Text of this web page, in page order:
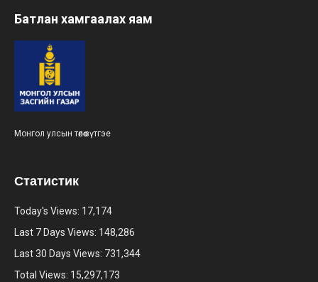
Батлан хамгаалах яам
Монгол улсын төлөө зүтгэе
Статистик
Today's Views: 17,174
Last 7 Days Views: 148,286
Last 30 Days Views: 731,344
Total Views: 15,297,173